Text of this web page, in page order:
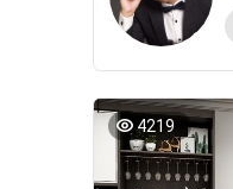
4219